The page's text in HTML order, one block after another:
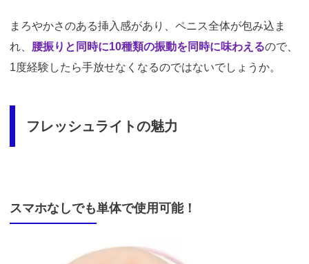
まろやかさのある挿入感があり、ペニス全体が包み込ま
れ、 腰振りと同時に10種類の振動を同時に味わえるので、
1度経験したら手放せなくなるのではないでしょうか。
フレッシュライトの魅力
スマホなしでも単体で使用可能！